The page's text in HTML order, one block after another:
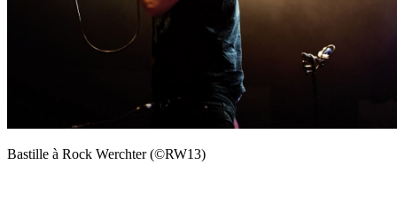
Bastille à Rock Werchter (©RW13)